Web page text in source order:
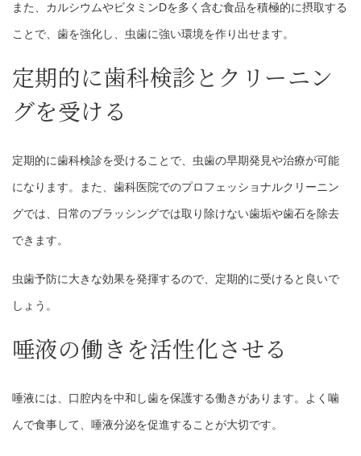
また、カルシウムやビタミンDを多く含む食品を積極的に摂取する
ことで、歯を強化し、虫歯に強い環境を作り出せます。
定期的に歯科検診とクリーニン
グを受ける
定期的に歯科検診を受けることで、虫歯の早期発見や治療が可能
になります。また、歯科医院でのプロフェッショナルクリーニン
グでは、日常のブラッシングでは取り除けない歯垢や歯石を除去
できます。
虫歯予防に大きな効果を発揮するので、定期的に受けると良いで
しょう。
唾液の働きを活性化させる
唾液には、口腔内を中和し歯を保護する働きがあります。よく噛
んで食事して、唾液分泌を促進することが大切です。